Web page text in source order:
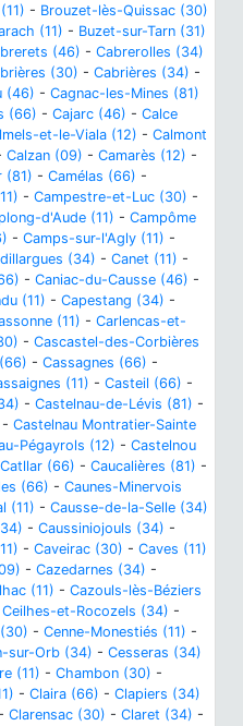
- Brouzet-lès-Quissac (30)
(11) - Buzet-sur-Tarn (31)
(46) - Cabrerolles (34)
(30) - Cabrières (34) -
(46) - Cagnac-les-Mines (81)
(66) - Cajarc (46) - Calce
et-le-Viala (12) - Calmont
Calzan (09) - Camarès (12) -
(81) - Camélas (66) -
- Campestre-et-Luc (30) -
d'Aude (11) - Campôme
- Camps-sur-l'Agly (11) -
(34) - Canet (11) -
- Caniac-du-Causse (46) -
(11) - Capestang (34) -
(11) - Carlencas-et-
- Cascastel-des-Corbières
- Cassagnes (66) -
(11) - Casteil (66) -
- Castelnau-de-Lévis (81) -
- Castelnau Montratier-Sainte
Pégayrols (12) - Castelnou
Catllar (66) - Caucalières (81) -
(66) - Caunes-Minervois
(11) - Causse-de-la-Selle (34)
- Caussiniojouls (34) -
- Caveirac (30) - Caves (11)
- Cazedarnes (34) -
(11) - Cazouls-lès-Béziers
Ceilhes-et-Rocozels (34) -
- Cenne-Monestiés (11) -
sur-Orb (34) - Cesseras (34)
(11) - Chambon (30) -
- Claira (66) - Clapiers (34)
- Clarensac (30) - Claret (34) -